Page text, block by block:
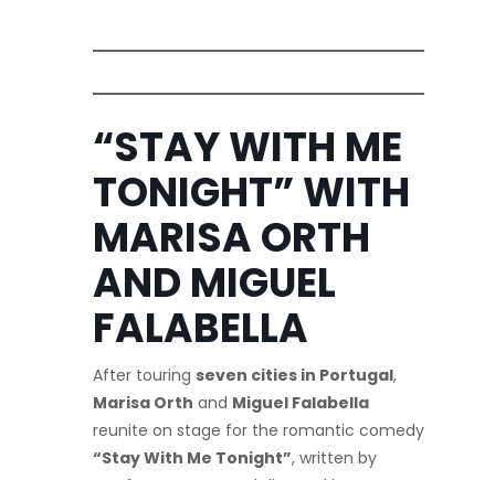
“STAY WITH ME
TONIGHT” WITH
MARISA ORTH
AND MIGUEL
FALABELLA
After touring seven cities in Portugal,
Marisa Orth and Miguel Falabella
reunite on stage for the romantic comedy
“Stay With Me Tonight”, written by